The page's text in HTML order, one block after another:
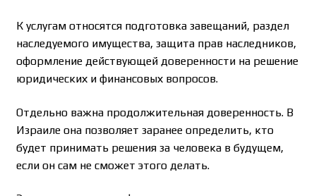
К услугам относятся подготовка завещаний, раздел
наследуемого имущества, защита прав наследников,
оформление действующей доверенности на решение
юридических и финансовых вопросов.
Отдельно важна продолжительная доверенность. В
Израиле она позволяет заранее определить, кто
будет принимать решения за человека в будущем,
если он сам не сможет этого делать.